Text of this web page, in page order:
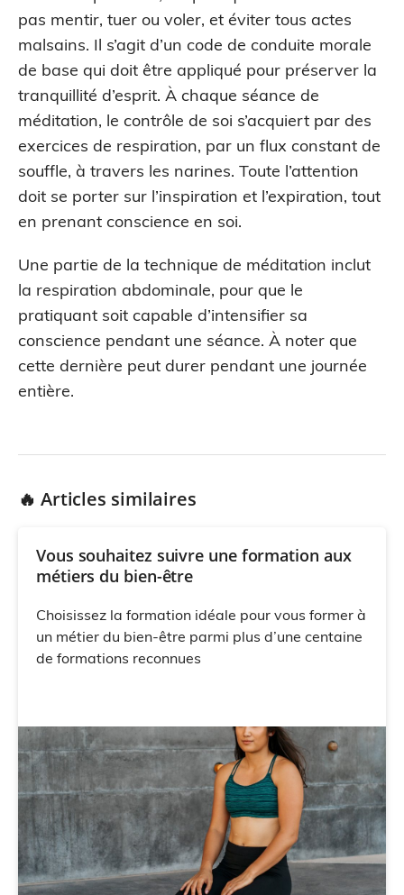
pas mentir, tuer ou voler, et éviter tous actes
malsains. Il s’agit d’un code de conduite morale
de base qui doit être appliqué pour préserver la
tranquillité d’esprit. À chaque séance de
méditation, le contrôle de soi s’acquiert par des
exercices de respiration, par un flux constant de
souffle, à travers les narines. Toute l’attention
doit se porter sur l’inspiration et l’expiration, tout
en prenant conscience en soi.
Une partie de la technique de méditation inclut
la respiration abdominale, pour que le
pratiquant soit capable d’intensifier sa
conscience pendant une séance. À noter que
cette dernière peut durer pendant une journée
entière.
🔥 Articles similaires
Vous souhaitez suivre une formation aux
métiers du bien-être
Choisissez la formation idéale pour vous former à
un métier du bien-être parmi plus d’une centaine
de formations reconnues